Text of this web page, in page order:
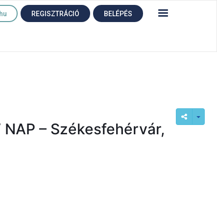
hu REGISZTRÁCIÓ BELÉPÉS
NAP – Székesfehérvár,